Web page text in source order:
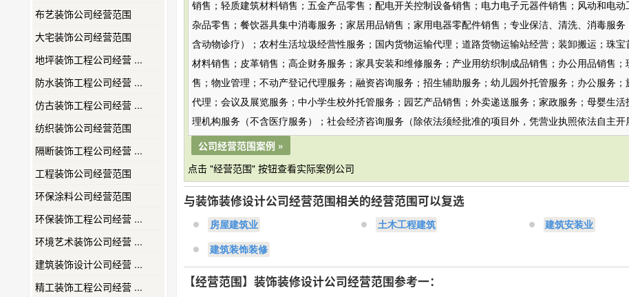
布艺装饰公司经营范围
大宅装饰公司经营范围
地坪装饰工程公司经营 ...
防水装饰工程公司经营 ...
仿古装饰工程公司经营 ...
纺织装饰公司经营范围
隔断装饰工程公司经营 ...
工程装饰公司经营范围
环保涂料公司经营范围
环保装饰工程公司经营 ...
环境艺术装饰公司经营 ...
建筑装饰设计公司经营 ...
精工装饰工程公司经营 ...
销售；轻质建筑材料销售；五金产品零售；配电开关控制设备销售；电力电子元器件销售；风动和电动
杂品零售；餐饮器具集中消毒服务；家居用品销售；家用电器零配件销售；专业保洁、清洗、消毒服
含动物诊疗）；农村生活垃圾经营性服务；国内货物运输代理；道路货物运输站经营；装卸搬运；珠
材料销售；皮革销售；高企财务服务；家具安装和维修服务；产业用纺织制成品销售；办公用品销售
售；物业管理；不动产登记代理服务；融资咨询服务；招生辅助服务；幼儿园外托管服务；办公服务；
代理；会议及展览服务；中小学生校外托管服务；园艺产品销售；外卖递送服务；家政服务；母婴生
理机构服务（不含医疗服务）；社会经济咨询服务（除依法须经批准的项目外，凭营业执照依法自主开
公司经营范围案例 »
点击 "经营范围" 按钮查看实际案例公司
与装饰装修设计公司经营范围相关的经营范围可以复选
房屋建筑业 土木工程建筑 建筑安装业
建筑装饰装修
【经营范围】装饰装修设计公司经营范围参考一：